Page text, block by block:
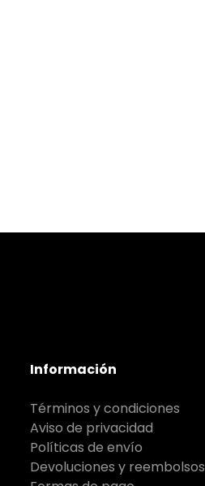
Información
Términos y condiciones
Aviso de privacidad
Políticas de envío
Devoluciones y reembolsos